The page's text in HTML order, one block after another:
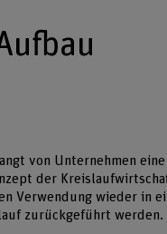
von Unternehmen
der
Verwendung wieder in
zurückgeführt werden.